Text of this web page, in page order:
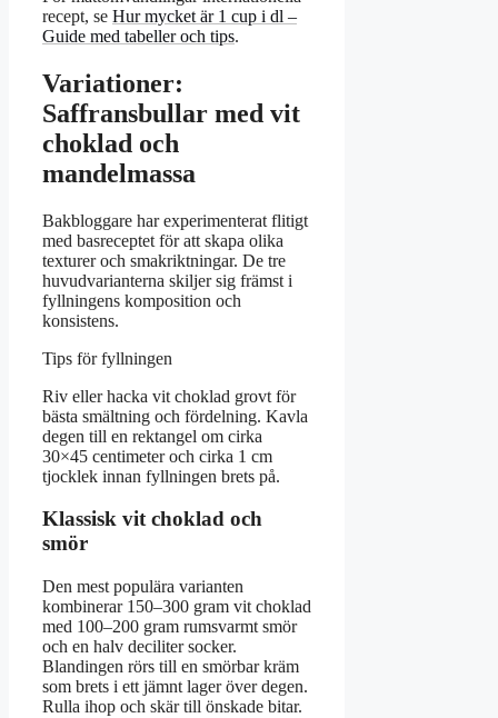
recept, se Hur mycket är 1 cup i dl –
Guide med tabeller och tips.
Variationer:
Saffransbullar med vit
choklad och
mandelmassa
Bakbloggare har experimenterat flitigt
med basreceptet för att skapa olika
texturer och smakriktningar. De tre
huvudvarianterna skiljer sig främst i
fyllningens komposition och
konsistens.
Tips för fyllningen
Riv eller hacka vit choklad grovt för
bästa smältning och fördelning. Kavla
degen till en rektangel om cirka
30×45 centimeter och cirka 1 cm
tjocklek innan fyllningen brets på.
Klassisk vit choklad och
smör
Den mest populära varianten
kombinerar 150–300 gram vit choklad
med 100–200 gram rumsvarmt smör
och en halv deciliter socker.
Blandingen rörs till en smörbar kräm
som brets i ett jämnt lager över degen.
Rulla ihop och skär till önskade bitar.